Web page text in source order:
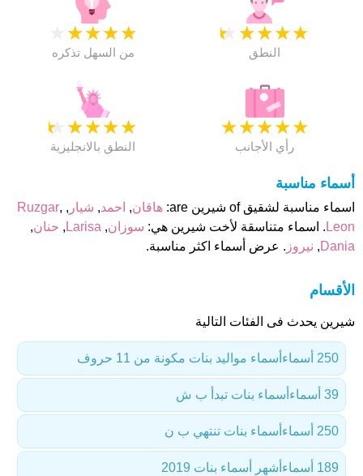
★
★
★
★
من السهل تذكره
★
★
★
★
★
النطق
★
★
★
★
★
النطق بالانجليزية
★
★
★
★
★
رأي الأجانب
أسماء مناسبة
اسماء مناسبة لشقيق of شيرين are: هاقان, احمد, شيار ,
Ruzgar,
Leon . اسماء متناسقة لأخت شيرين هي: سوزان,
Larisa
, حنان,
Dania
, نيروز . عرض أسماء اكثر مناسبة.
الأقسام
شيرين يحدث فى الفئات التالية
أسماء مواليد بنات مكونة من 11 حروف 250 أسماء
أسماء بنات تبدأ ب ش 39 أسماء
أسماء بنات تنتهي ب ن 250 أسماء
أشهر أسماء بنات 2019 189 أسماء